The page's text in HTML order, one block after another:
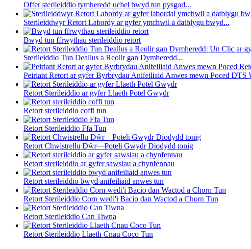
Offer sterileiddio tymheredd uchel bwyd tun pysgod...
Sterileiddwyr Retort Labordy ar gyfer ymchwil a datblygu bwyd...
Bwyd tun ffrwythau sterileiddio retort
Sterileiddio Tun Deallus a Reolir gan Dymheredd...
Peiriant Retort ar gyfer Byrbrydau Anifeiliaid Anwes mewn Poced DTS
Retort Sterileiddio ar gyfer Llaeth Potel Gwydr
Retort sterileiddio coffi tun
Retort Sterileiddio Ffa Tun
Retort Chwistrellu Dŵr—Poteli Gwydr Diodydd tonig
Retort sterileiddio ar gyfer sawsiau a chynfennau
Retort sterileiddio bwyd anifeiliaid anwes tun
Retort Sterileiddio Corn wedi'i Bacio dan Wactod a Chorn Tun
Retort Sterileiddio Can Tiwna
Retort Sterileiddio Llaeth Cnau Coco Tun